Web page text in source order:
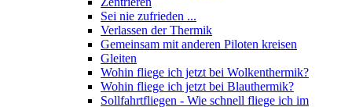
Sei nie zufrieden ...
Verlassen der Thermik
Gemeinsam mit anderen Piloten kreisen
Gleiten
Wohin fliege ich jetzt bei Wolkenthermik?
Wohin fliege ich jetzt bei Blauthermik?
Sollfahrtfliegen - Wie schnell fliege ich im